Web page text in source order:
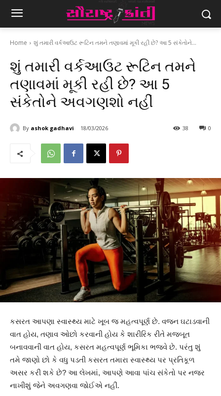
Home શું તમારી વર્કઆઉટ રૂટિન તમને તણાવમાં મૂકી રહી છે? આ 5 સંકેતોને...
શું તમારી વર્કઆઉટ રૂટિન તમને
તણાવમાં મૂકી રહી છે? આ 5
સંકેતોને અવગણશો નહીં
By ashok gadhavi 18/03/2026 0
38
કસરત આપણા સ્વાસ્થ્ય માટે ખૂબ જ મહત્વપૂર્ણ છે. વજન ઘટાડવાની
વાત હોય, તણાવ ઓછો કરવાની હોય કે શારીરિક રીતે મજબૂત
બનાવવાની વાત હોય, કસરત મહત્વપૂર્ણ ભૂમિકા ભજવે છે. પરંતુ શું
તમે જાણો છો કે વધુ પડતી કસરત તમારા સ્વાસ્થ્ય પર પ્રતિકૂળ
અસર કરી શકે છે? આ લેખમાં, આપણે આવા પાંચ સંકેતો પર નજર
નાખીશું જેને અવગણવા જોઈએ નહીં.